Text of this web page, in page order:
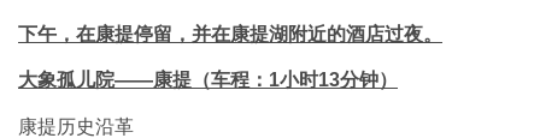
下午，在康提停留，并在康提湖附近的酒店过夜。
大象孤儿院——康提（车程：1小时13分钟）
康提历史沿革